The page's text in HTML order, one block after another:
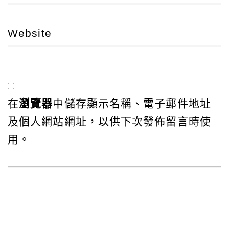
Website
在瀏覽器中儲存顯示名稱、電子郵件地址
及個人網站網址，以供下次發佈留言時使
用。